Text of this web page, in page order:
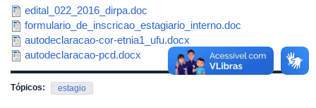
edital_022_2016_dirpa.doc
formulario_de_inscricao_estagiario_interno.doc
autodeclaracao-cor-etnia1_ufu.docx
autodeclaracao-pcd.docx
Tópicos: estagio